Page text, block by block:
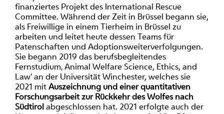
finanziertes Projekt des International Rescue
Committee. Während der Zeit in Brüssel begann sie,
als Freiwillige in einem Tierheim in Brüssel zu
arbeiten und leitet heute dessen Teams für
Patenschaften und Adoptionsweiterverfolgungen.
Sie begann 2019 das berufsbegleitendes
Fernstudium‚ Animal Welfare Science, Ethics, and
Law‘ an der Universität Winchester, welches sie
2021 mitAuszeichnung und einer quantitativen
Forschungsarbeit zur Rückkehr des Wolfes nach
Südtirolabgeschlossen hat. 2021 erfolgte auch der